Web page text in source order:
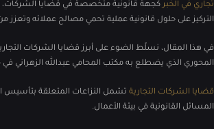
تجاري في الخبر كجهة قانونية متخصصة في قضايا الشركات،
التركيز على حلول قانونية عملية تحمي مصالح عملائه وتعزز
في هذا المقال، نسلّط الضوء على أبرز قضايا الشركات
المحوري الذي يضطلع به مكتب المحامي عبدالله الزهراني في
قضايا الشركات التجاريةتشمل النزاعات المتعلقة بتأسيس
المسائل القانونية في بيئة الأعمال.